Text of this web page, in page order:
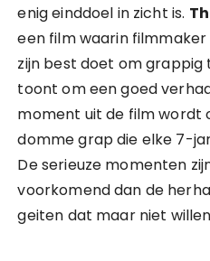
enig einddoel in zicht is.
een film waarin filmmaker
zijn best doet om grappig
toont om een goed
moment uit de film wordt
domme grap die elke 7-
De serieuze momenten
voorkomend dan de
geiten dat maar niet